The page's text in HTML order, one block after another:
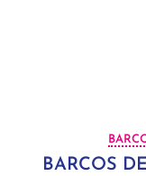
BARCOS